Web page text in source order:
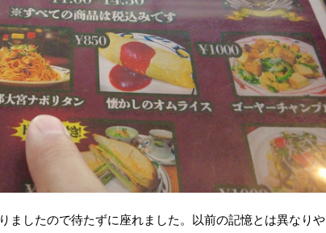
ましたので待たずに座れました。以前の記憶とは異なりや